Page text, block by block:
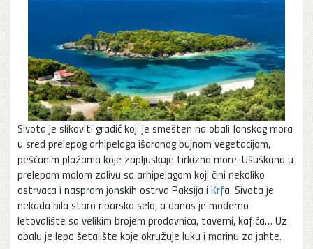
Sivota je slikoviti gradić koji je smešten na obali Jonskog mora
u sred prelepog arhipelaga išaranog bujnom vegetacijom,
peščanim plažama koje zapljuskuje tirkizno more. Ušuškana u
prelepom malom zalivu sa arhipelagom koji čini nekoliko
ostrvaca i naspram jonskih ostrva Paksija i Krfa. Sivota je
nekada bila staro ribarsko selo, a danas je moderno
letovalište sa velikim brojem prodavnica, taverni, kafića… Uz
obalu je lepo šetalište koje okružuje luku i marinu za jahte.